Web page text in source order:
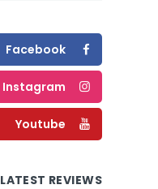
Facebook
Instagram
Youtube
LATEST REVIEWS